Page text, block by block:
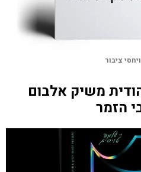
ציבור
משיק אלבום
הזמר